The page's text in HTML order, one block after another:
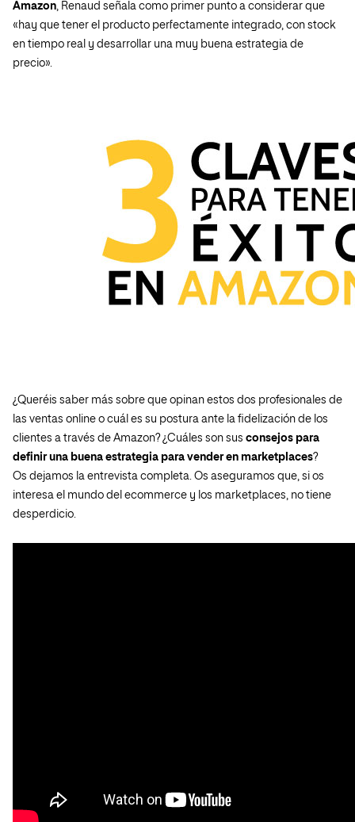
Amazon, Renaud señala como primer punto a considerar que
«hay que tener el producto perfectamente integrado, con stock
en tiempo real y desarrollar una muy buena estrategia de
precio».
¿Queréis saber más sobre que opinan estos dos profesionales de
las ventas online o cuál es su postura ante la fidelización de los
clientes a través de Amazon? ¿Cuáles son sus consejos para
definir una buena estrategia para vender en marketplaces?
Os dejamos la entrevista completa. Os aseguramos que, si os
interesa el mundo del ecommerce y los marketplaces, no tiene
desperdicio.